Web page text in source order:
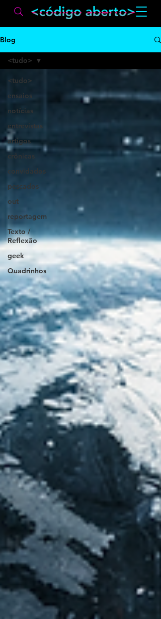
Blog
<tudo>
ensaios
notícias
entrevistas
artigos
crônicas
convidados
pescados
out
reportagem
Texto /
Reflexão
geek
Quadrinhos
<tudo>